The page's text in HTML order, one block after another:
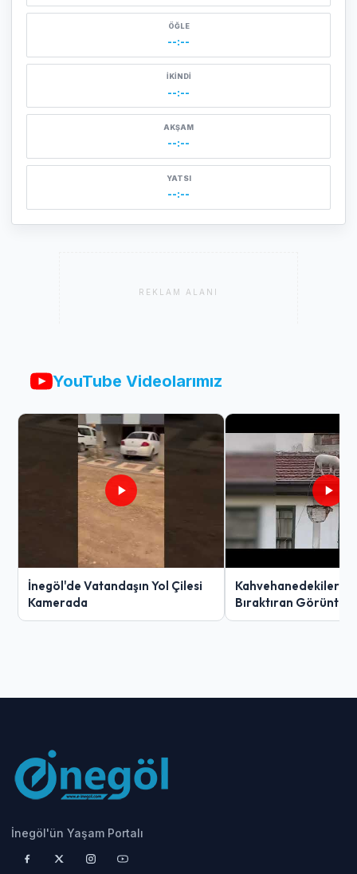
ÖĞLE
--:--
İKINDI
--:--
AKŞAM
--:--
YATSI
--:--
REKLAM ALANI
YouTube Videolarımız
İnegöl'de Vatandaşın Yol Çilesi
Kamerada
Kahvehanedekiler
Bıraktıran Görüntü!
İnegöl'ün Yaşam Portalı